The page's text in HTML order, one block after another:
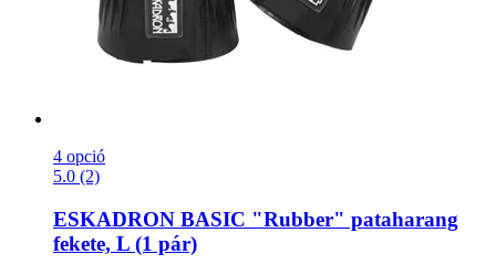
4 opció
5.0 (2)
ESKADRON BASIC "Rubber" pataharang
fekete, L (1 pár)